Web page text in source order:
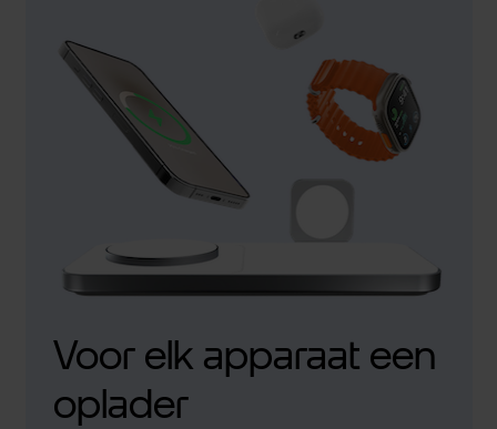
Voor elk apparaat een
oplader